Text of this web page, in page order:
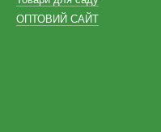
ОПТОВИЙ САЙТ